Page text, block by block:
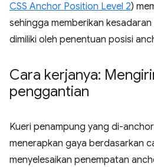
CSS Anchor Position Level 2)
sehingga memberikan
dimiliki oleh penentuan posisi
Cara kerjanya:
penggantian
Kueri penampung yang di-
menerapkan gaya berdasarkan
menyelesaikan penempatan